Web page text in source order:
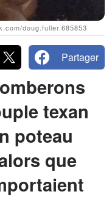
doug.fuller.685853
Partager
texan
poteau
que